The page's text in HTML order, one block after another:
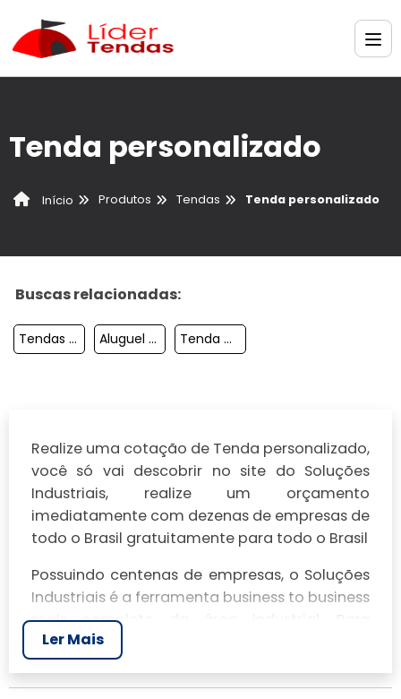
Tenda personalizado
Início Produtos Tendas Tenda personalizado
Buscas relacionadas:
Tendas Gigantes Personalizados Inflaveis Aluguel De Tendas Para Festas Preco Tenda Comprar
Realize uma cotação de Tenda personalizado,
você só vai descobrir no site do Soluções
Industriais, realize um orçamento
imediatamente com dezenas de empresas de
todo o Brasil gratuitamente para todo o Brasil
Possuindo centenas de empresas, o Soluções
Industriais é a ferramenta business to business
mais completo da área industrial. Para
realizar um orçamento de Tenda
personalizado, clique em um ou mais dos
anuciantes a seguir:
Ler Mais